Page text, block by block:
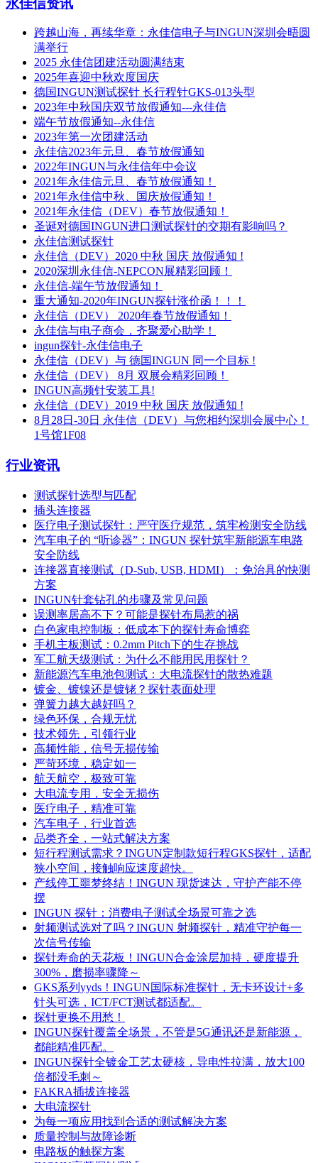
跨越山海，再续华章：永佳信电子与INGUN深圳会晤圆
满举行
2025 永佳信团建活动圆满结束
2025年喜迎中秋欢度国庆
德国INGUN测试探针 长行程针GKS-013头型
2023年中秋国庆双节放假通知---永佳信
端午节放假通知--永佳信
2023年第一次团建活动
永佳信2023年元旦、春节放假通知
2022年INGUN与永佳信年中会议
2021年永佳信元旦、春节放假通知！
2021年永佳信中秋、国庆放假通知！
2021年永佳信（DEV）春节放假通知！
圣诞对德国INGUN进口测试探针的交期有影响吗？
永佳信测试探针
永佳信（DEV）2020 中秋 国庆 放假通知 !
2020深圳永佳信-NEPCON展精彩回顾！
永佳信-端午节放假通知！
重大通知-2020年INGUN探针涨价函！！！
永佳信（DEV） 2020年春节放假通知！
永佳信与电子商会，齐聚爱心助学！
ingun探针-永佳信电子
永佳信（DEV）与 德国INGUN 同一个目标 !
永佳信（DEV） 8月 双展会精彩回顾！
INGUN高频针安装工具!
永佳信（DEV）2019 中秋 国庆 放假通知 !
8月28日-30日 永佳信（DEV）与您相约深圳会展中心！
1号馆1F08
行业资讯
测试探针选型与匹配
插头连接器
医疗电子测试探针：严守医疗规范，筑牢检测安全防线
汽车电子的 “听诊器”：INGUN 探针筑牢新能源车电路
安全防线
连接器直接测试（D-Sub, USB, HDMI）：免治具的快测
方案
INGUN针套钻孔的步骤及常见问题
误测率居高不下？可能是探针布局惹的祸
白色家电控制板：低成本下的探针寿命博弈
手机主板测试：0.2mm Pitch下的生存挑战
军工航天级测试：为什么不能用民用探针？
新能源汽车电池包测试：大电流探针的散热难题
镀金、镀镍还是镀铑？探针表面处理
弹簧力越大越好吗？
绿色环保，合规无忧
技术领先，引领行业
高频性能，信号无损传输
严苛环境，稳定如一
航天航空，极致可靠
大电流专用，安全无损伤
医疗电子，精准可靠
汽车电子，行业首选
品类齐全，一站式解决方案
短行程测试需求？INGUN定制款短行程GKS探针，适配
狭小空间，接触响应速度超快。
产线停工噩梦终结！INGUN 现货速达，守护产能不停
摆
INGUN 探针：消费电子测试全场景可靠之选
射频测试选对了吗？INGUN 射频探针，精准守护每一
次信号传输
探针寿命的天花板！INGUN合金涂层加持，硬度提升
300%，磨损率骤降～
GKS系列yyds！INGUN国际标准探针，无卡环设计+多
针头可选，ICT/FCT测试都适配。
探针更换不用愁！
INGUN探针覆盖全场景，不管是5G通讯还是新能源，
都能精准匹配。
INGUN探针全镀金工艺太硬核，导电性拉满，放大100
倍都没毛刺～
FAKRA插拔连接器
大电流探针
为每一项应用找到合适的测试解决方案
质量控制与故障诊断
电路板的触探方案